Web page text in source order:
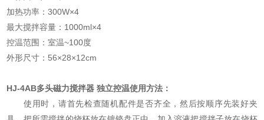
加热功率：300W×4
最大搅拌容量：1000ml×4
控温范围：室温~100度
外形尺寸：56×28×12cm
HJ-4AB多头磁力搅拌器 独立控温使用方法：
使用时，请首先检查随机配件是否齐全，然后按顺序先装好夹